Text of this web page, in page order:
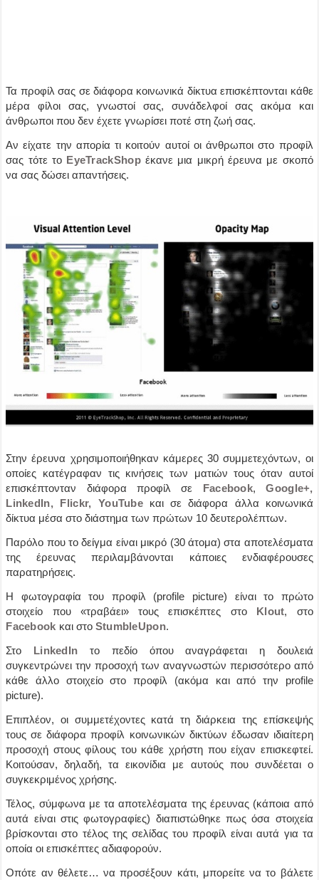
Τα προφίλ σας σε διάφορα κοινωνικά δίκτυα επισκέπτονται κάθε
μέρα φίλοι σας, γνωστοί σας, συνάδελφοί σας ακόμα και
άνθρωποι που δεν έχετε γνωρίσει ποτέ στη ζωή σας.
Αν είχατε την απορία τι κοιτούν αυτοί οι άνθρωποι στο προφίλ
σας τότε το EyeTrackShopέκανε μια μικρή έρευνα με σκοπό
να σας δώσει απαντήσεις.
Στην έρευνα χρησιμοποιήθηκαν κάμερες 30 συμμετεχόντων, οι
οποίες κατέγραφαν τις κινήσεις των ματιών τους όταν αυτοί
επισκέπτονταν διάφορα προφίλ σε Facebook,Google+,
LinkedIn, Flickr, YouTube και σε διάφορα άλλα κοινωνικά
δίκτυα μέσα στο διάστημα των πρώτων 10 δευτερολέπτων.
Παρόλο που το δείγμα είναι μικρό (30 άτομα) στα αποτελέσματα
της έρευνας περιλαμβάνονται κάποιες ενδιαφέρουσες
παρατηρήσεις.
Η φωτογραφία του προφίλ (profile picture) είναι το πρώτο
στοιχείο που «τραβάει» τους επισκέπτες στο Klout, στο
Facebook και στο StumbleUpon.
Στο LinkedIn το πεδίο όπου αναγράφεται η δουλειά
συγκεντρώνει την προσοχή των αναγνωστών περισσότερο από
κάθε άλλο στοιχείο στο προφίλ (ακόμα και από την profile
picture).
Επιπλέον, οι συμμετέχοντες κατά τη διάρκεια της επίσκεψής
τους σε διάφορα προφίλ κοινωνικών δικτύων έδωσαν ιδιαίτερη
προσοχή στους φίλους του κάθε χρήστη που είχαν επισκεφτεί.
Κοιτούσαν, δηλαδή, τα εικονίδια με αυτούς που συνδέεται ο
συγκεκριμένος χρήσης.
Τέλος, σύμφωνα με τα αποτελέσματα της έρευνας (κάποια από
αυτά είναι στις φωτογραφίες) διαπιστώθηκε πως όσα στοιχεία
βρίσκονται στο τέλος της σελίδας του προφίλ είναι αυτά για τα
οποία οι επισκέπτες αδιαφορούν.
Οπότε αν θέλετε… να προσέξουν κάτι, μπορείτε να το βάλετε